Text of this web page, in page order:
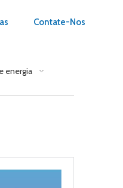
Contate-Nos
energia